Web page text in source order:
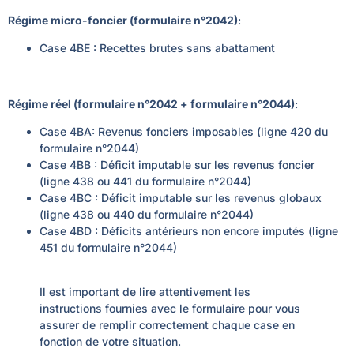
Régime micro-foncier (formulaire n°2042):
Case 4BE : Recettes brutes sans abattament
Régime réel (formulaire n°2042 + formulaire n°2044):
Case 4BA: Revenus fonciers imposables (ligne 420 du
formulaire n°2044)
Case 4BB : Déficit imputable sur les revenus foncier
(ligne 438 ou 441 du formulaire n°2044)
Case 4BC : Déficit imputable sur les revenus globaux
(ligne 438 ou 440 du formulaire n°2044)
Case 4BD : Déficits antérieurs non encore imputés (ligne
451 du formulaire n°2044)
Il est important de lire attentivement les
instructions fournies avec le formulaire pour vous
assurer de remplir correctement chaque case en
fonction de votre situation.